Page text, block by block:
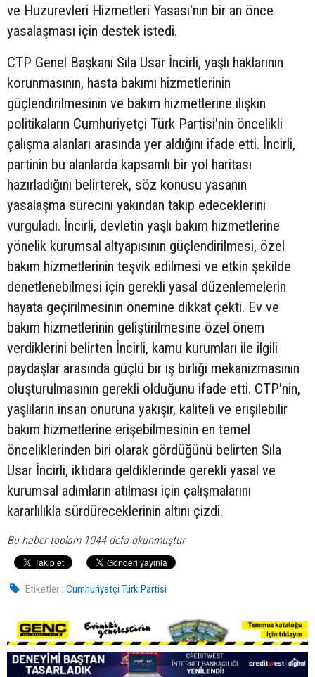
ve Huzurevleri Hizmetleri Yasası'nın bir an önce
yasalaşması için destek istedi.
CTP Genel Başkanı Sıla Usar İncirli, yaşlı haklarının
korunmasının, hasta bakımı hizmetlerinin
güçlendirilmesinin ve bakım hizmetlerine ilişkin
politikaların Cumhuriyetçi Türk Partisi'nin öncelikli
çalışma alanları arasında yer aldığını ifade etti. İncirli,
partinin bu alanlarda kapsamlı bir yol haritası
hazırladığını belirterek, söz konusu yasanın
yasalaşma sürecini yakından takip edeceklerini
vurguladı. İncirli, devletin yaşlı bakım hizmetlerine
yönelik kurumsal altyapısının güçlendirilmesi, özel
bakım hizmetlerinin teşvik edilmesi ve etkin şekilde
denetlenebilmesi için gerekli yasal düzenlemelerin
hayata geçirilmesinin önemine dikkat çekti. Ev ve
bakım hizmetlerinin geliştirilmesine özel önem
verdiklerini belirten İncirli, kamu kurumları ile ilgili
paydaşlar arasında güçlü bir iş birliği mekanizmasının
oluşturulmasının gerekli olduğunu ifade etti. CTP'nin,
yaşlıların insan onuruna yakışır, kaliteli ve erişilebilir
bakım hizmetlerine erişebilmesinin en temel
önceliklerinden biri olarak gördüğünü belirten Sıla
Usar İncirli, iktidara geldiklerinde gerekli yasal ve
kurumsal adımların atılması için çalışmalarını
kararlılıkla sürdüreceklerinin altını çizdi.
Bu haber toplam 1044 defa okunmuştur
Etiketler : Cumhuriyetçi Türk Partisi